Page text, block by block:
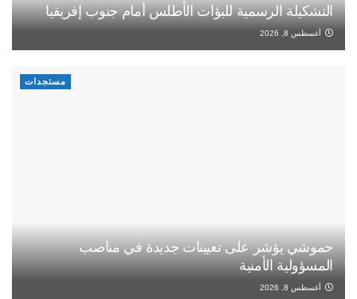
التشكيلة الرسمية للبؤات الأطلس أمام جنوب إفريقيا
أغسطس 8, 2026
مستجدات
حموشي يؤشر على تعيينات جديدة في مناصب
المسؤولية الأمنية
أغسطس 8, 2026